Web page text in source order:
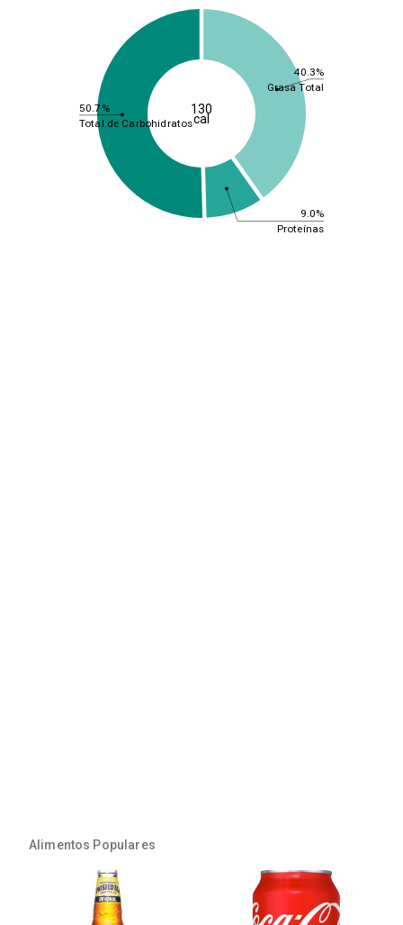
40.3%
9.0%
50.7%
Grasa Total
Proteínas
Total de Carbohidratos
130
cal
Alimentos Populares